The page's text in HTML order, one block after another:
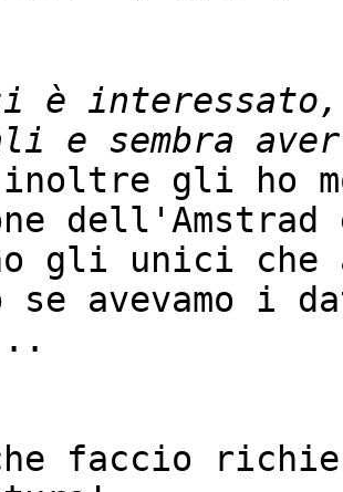
è
inoltre gli ho
dell'Amstrad
gli unici che
se avevamo i
faccio